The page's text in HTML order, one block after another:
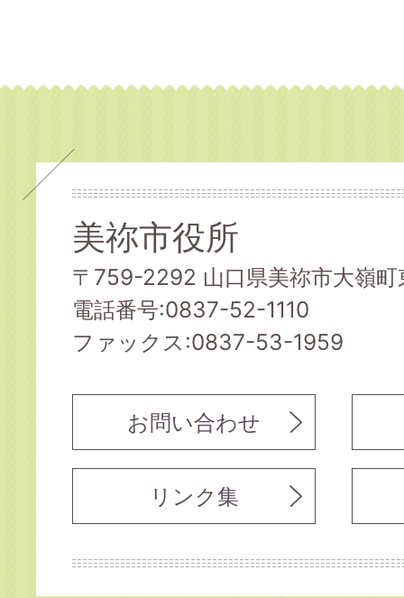
美祢市役所
〒759-2292 山口県美祢市大嶺
電話番号:0837-52-1110
ファックス:0837-53-1959
お問い合わせ
リンク集